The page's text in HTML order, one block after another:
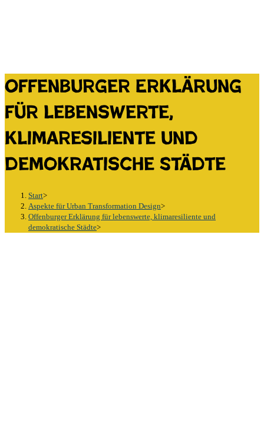
Offenburger Erklärung
für lebenswerte,
klimaresiliente und
demokratische Städte
Start>
Aspekte für Urban Transformation Design>
Offenburger Erklärung für lebenswerte, klimaresiliente und
demokratische Städte>